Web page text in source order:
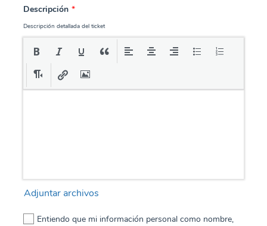
Descripción *
Descripción detallada del ticket
Adjuntar archivos
Entiendo que mi información personal como nombre,